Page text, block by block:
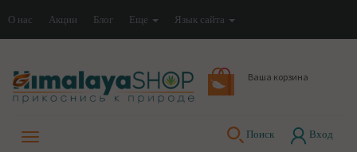
О нас Акции Блог Еще Язык сайта
Ваша корзина
Поиск Вход